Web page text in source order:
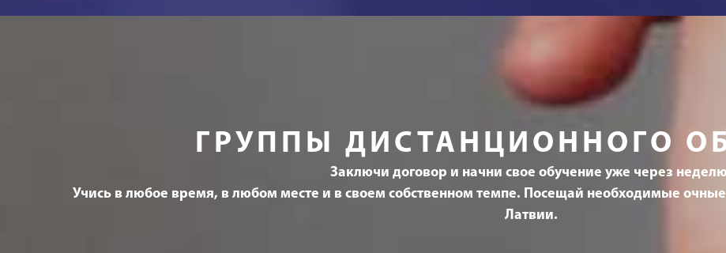
ГРУППЫ ДИСТАНЦИОННОГО
Заключи договор и начни свое обучение уже через
Учись в любое время, в любом месте и в своем собственном темпе. Посещай необходимые
Латвии.